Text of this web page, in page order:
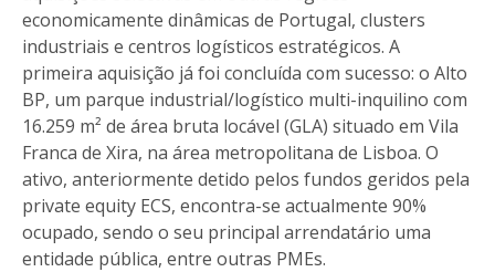
economicamente dinâmicas de Portugal, clusters
industriais e centros logísticos estratégicos. A
primeira aquisição já foi concluída com sucesso: o Alto
BP, um parque industrial/logístico multi-inquilino com
16.259 m² de área bruta locável (GLA) situado em Vila
Franca de Xira, na área metropolitana de Lisboa. O
ativo, anteriormente detido pelos fundos geridos pela
private equity ECS, encontra-se actualmente 90%
ocupado, sendo o seu principal arrendatário uma
entidade pública, entre outras PMEs.